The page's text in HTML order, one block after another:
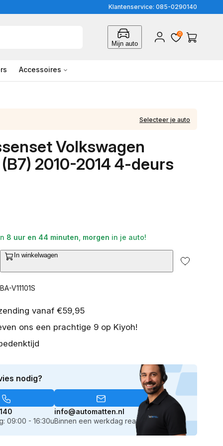
Klantenservice: 085-0290140
Mijn auto
Inloggen 0
Winkelwagen
Accessoires
Selecteer je auto
2
openen
Volkswagen
2010-2014 4-deurs
8 uur en 44 minuten morgen in je auto!
In winkelwagen
V11101S
vanaf €59,95
ons een prachtige 9 op Kiyoh!
nodig?
09:00 - 16:30u
info@automatten.nl
Binnen een werkdag reactie